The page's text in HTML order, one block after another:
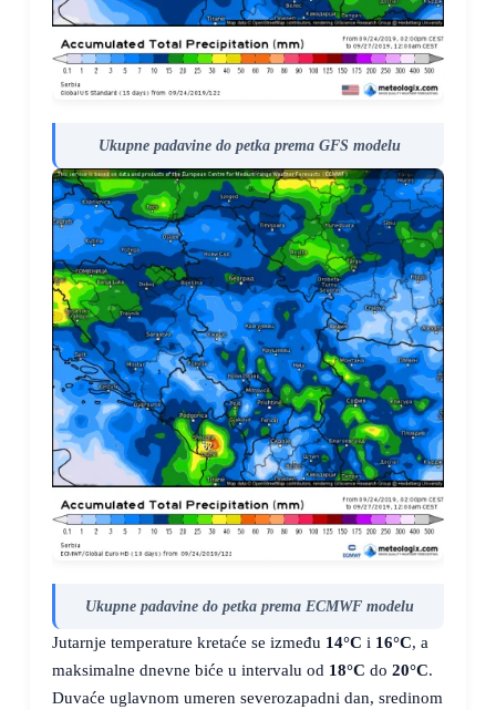
Ukupne padavine do petka prema GFS modelu
Ukupne padavine do petka prema ECMWF modelu
Jutarnje temperature kretaće se između 14°C i 16°C, a
maksimalne dnevne biće u intervalu od 18°C do 20°C.
Duvaće uglavnom umeren severozapadni dan, sredinom